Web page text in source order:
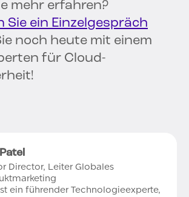
mehr erfahren?
Sie ein Einzelgespräch
noch heute mit einem
für Cloud-
Director, Leiter Globales
ein führender Technologieexperte,